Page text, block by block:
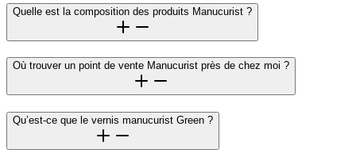
Quelle est la composition des produits Manucurist ?
Où trouver un point de vente Manucurist près de chez moi ?
Qu’est-ce que le vernis manucurist Green ?